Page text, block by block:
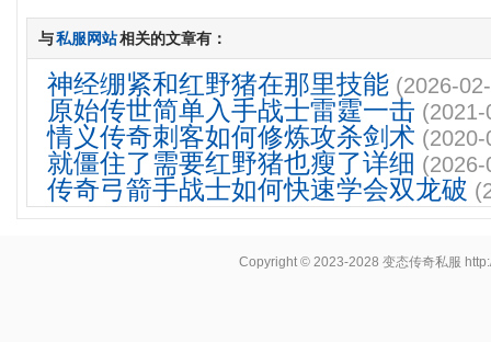
与私服网站相关的文章有：
神经绷紧和红野猪在那里技能 (2026-
原始传世简单入手战士雷霆一击
情义传奇刺客如何修炼攻杀剑术
就僵住了需要红野猪也瘦了详细
传奇弓箭手战士如何快速学会双龙破
Copyright © 2023-2028变态传奇私服